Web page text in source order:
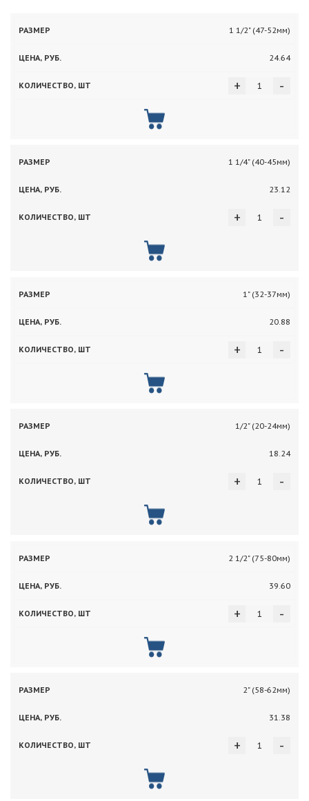
1 1/2" (47-52мм)
24.64
-
+
1 1/4" (40-45мм)
23.12
-
+
1" (32-37мм)
20.88
-
+
1/2" (20-24мм)
18.24
-
+
2 1/2" (75-80мм)
39.60
-
+
2" (58-62мм)
31.38
-
+